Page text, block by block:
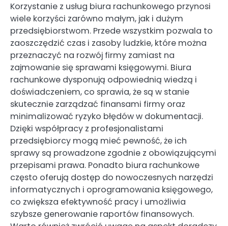
Korzystanie z usług biura rachunkowego przynosi
wiele korzyści zarówno małym, jak i dużym
przedsiębiorstwom. Przede wszystkim pozwala to
zaoszczędzić czas i zasoby ludzkie, które można
przeznaczyć na rozwój firmy zamiast na
zajmowanie się sprawami księgowymi. Biura
rachunkowe dysponują odpowiednią wiedzą i
doświadczeniem, co sprawia, że są w stanie
skutecznie zarządzać finansami firmy oraz
minimalizować ryzyko błędów w dokumentacji.
Dzięki współpracy z profesjonalistami
przedsiębiorcy mogą mieć pewność, że ich
sprawy są prowadzone zgodnie z obowiązującymi
przepisami prawa. Ponadto biura rachunkowe
często oferują dostęp do nowoczesnych narzędzi
informatycznych i oprogramowania księgowego,
co zwiększa efektywność pracy i umożliwia
szybsze generowanie raportów finansowych.